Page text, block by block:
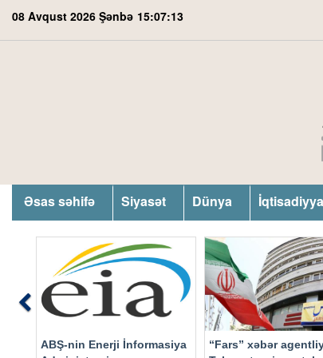
08 Avqust 2026 Şənbə 15:07:14
Əsas səhifə Siyasət Dünya
ABŞ-nin Enerji İnformasiya
“Fars” xəbər
Previous